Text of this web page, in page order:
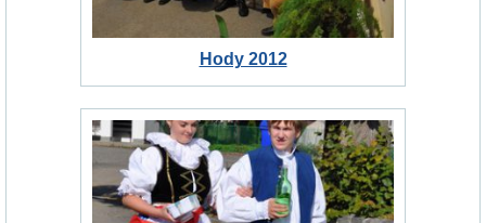
Hody 2012